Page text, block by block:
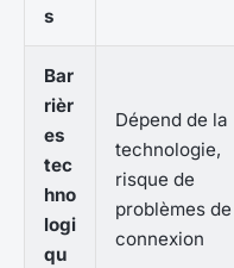
s
Bar
rièr
es
tec
hno
logi
qu
Dépend de la
technologie,
risque de
problèmes de
connexion